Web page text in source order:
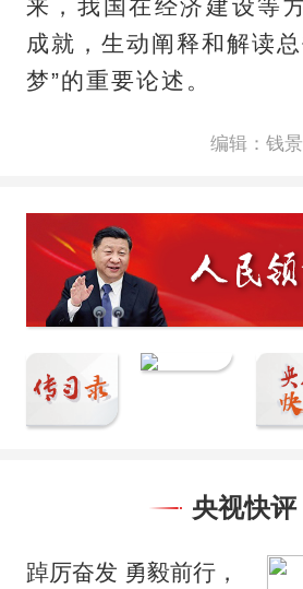
来，我国在经济建设等
成就，生动阐释和解读
梦”的重要论述。
编辑：钱
央视快评
踔厉奋发 勇毅前行，